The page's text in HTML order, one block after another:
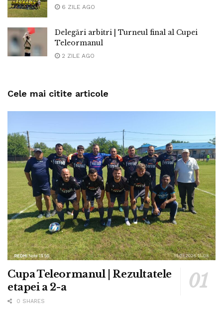
6 ZILE AGO
Delegări arbitri | Turneul final al Cupei
Teleormanul
2 ZILE AGO
Cele mai citite articole
Cupa Teleormanul | Rezultatele
etapei a 2-a
0 SHARES